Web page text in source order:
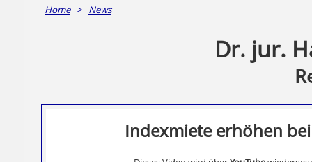
Home> News
Dr. jur.
Indexmiete erhöhen